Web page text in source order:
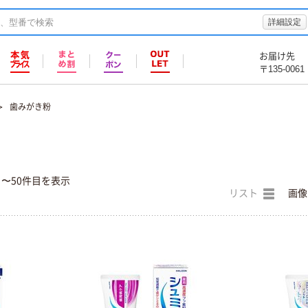
詳細設定
お届け先
〒135-0061
歯みがき粉
50件目を表示
リスト 画像